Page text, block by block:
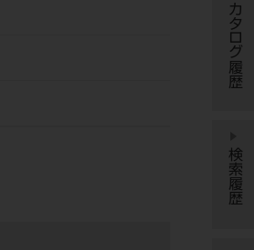
カタログ履歴
検索履歴